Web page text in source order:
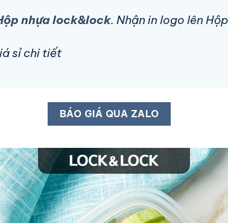
nhựa lock&lock. Nhận in logo lên
sỉ chi tiết
BÁO GIÁ QUA ZALO